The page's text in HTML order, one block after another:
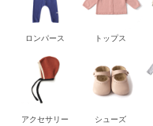
ロンパース トップス
アクセサリー シューズ